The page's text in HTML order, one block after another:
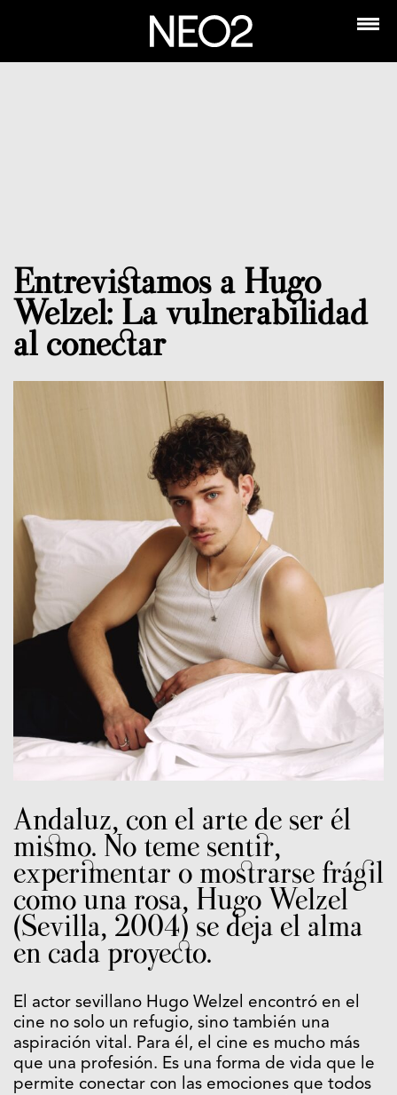
Entrevistamos a Hugo
Welzel: La vulnerabilidad
al conectar
Andaluz, con el arte de ser él
mismo. No teme sentir,
experimentar o mostrarse frágil
como una rosa, Hugo Welzel
(Sevilla, 2004) se deja el alma
en cada proyecto.
El actor sevillano Hugo Welzel encontró en el
cine no solo un refugio, sino también una
aspiración vital. Para él, el cine es mucho más
que una profesión. Es una forma de vida que le
permite conectar con las emociones que todos